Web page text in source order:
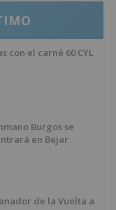
con el carné 60 CYL
Burgos se
en Bejar
de la Vuelta a